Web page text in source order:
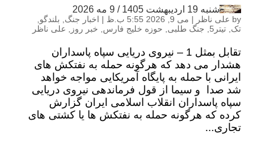
شنبه 19 اردیبهشت 1405 / 9 مه 2026
by علی ناظر | می 9, 2026 5:55 ب.ظ | اخبار جنگ بلندگو
تک تیتر5 جنگ طلبی حوزه خلیج فارس خبر روز علی ناظر
تقابل بمثل 1 – نیروی دریایی سپاه پاسداران
هشدار می دهد که هرگونه حمله به نفتکش های
ایرانی با حمله به پایگاه آمریکایی مواجه خواهد
شد صدا و سیما از قول فرماندهی نیروی دریایی
سپاه پاسداران انقلاب اسلامی ایران گزارش
کرده که هرگونه حمله به نفتکش ها یا کشتی های
تجاری...